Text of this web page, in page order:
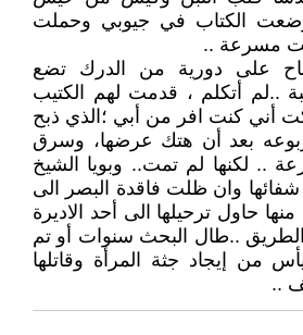
وضعت الكتاب في جيوبي وحملت
مسرعة ..
على دورية من الدرك تضع
..لم أتكلم ، قدمت لهم الكتيب
أني كنت افر من أبي ؛الذي ذبح
بعد أن هتك عرضها، وسرق
.. لكنها لم تمت.. وبويا الشيخ
وان ظلت فاقدة البصر الى
حاول ترحيلها الى أحد الاديرة
..طال البحث سنوات أو تم
من إيجاد جثة المرأة وقاتلها
..